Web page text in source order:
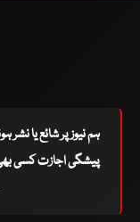
ہم نیوز پر شائع یا نشر
پیشگی اجازت کسی